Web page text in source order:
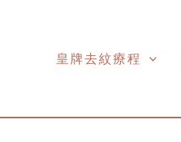
皇牌去紋療程